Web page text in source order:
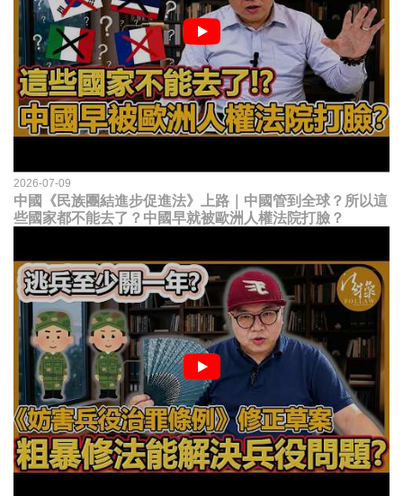
2026-07-09
中國《民族團結進步促進法》上路｜中國管到全球？所以這
些國家都不能去了？中國早就被歐洲人權法院打臉？